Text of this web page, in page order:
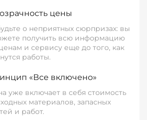
цены
о неприятных сюрпризах: вы
получить всю информацию
и сервису еще до того, как
работы.
«Все включено»
уже включает в себя стоимость
материалов, запасных
и работ.